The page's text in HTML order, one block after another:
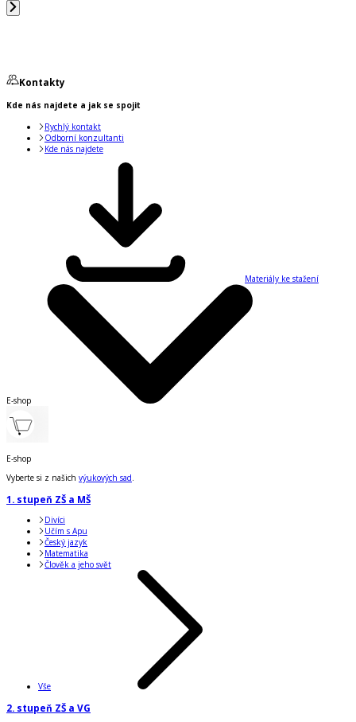
Kontakty
Kde nás najdete a jak se spojit
Rychlý kontakt
Odborní konzultanti
Kde nás najdete
Materiály ke stažení
E-shop
E-shop
Vyberte si z našich výukových sad.
1. stupeň ZŠ a MŠ
Divíci
Učím s Apu
Český jazyk
Matematika
Člověk a jeho svět
Vše
2. stupeň ZŠ a VG